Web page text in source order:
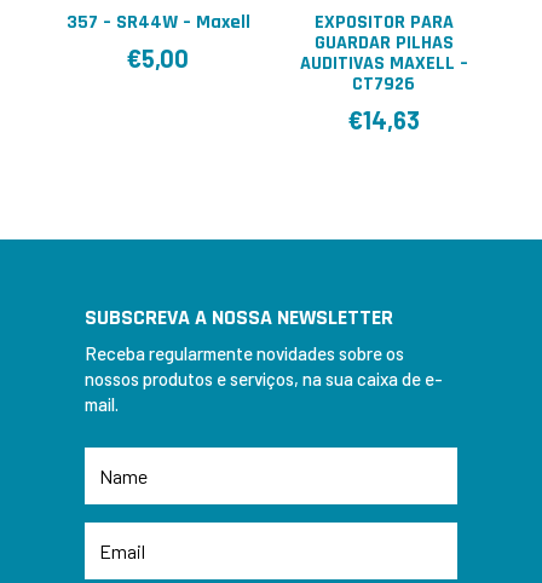
357 – SR44W – Maxell
€5,00
EXPOSITOR PARA
GUARDAR PILHAS
AUDITIVAS MAXELL –
CT7926
€14,63
SUBSCREVA A NOSSA NEWSLETTER
Receba regularmente novidades sobre os
nossos produtos e serviços, na sua caixa de e-
mail.